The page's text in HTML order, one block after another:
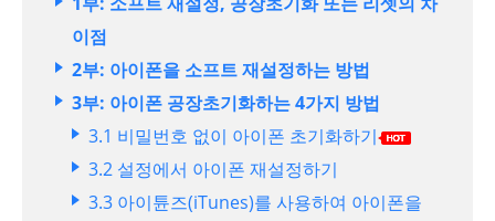
이점
2부: 아이폰을 소프트 재설정하는 방법
3부: 아이폰 공장초기화하는 4가지 방법
3.1 비밀번호 없이 아이폰 초기화하기
3.2 설정에서 아이폰 재설정하기
3.3 아이튠즈(iTunes)를 사용하여 아이폰을